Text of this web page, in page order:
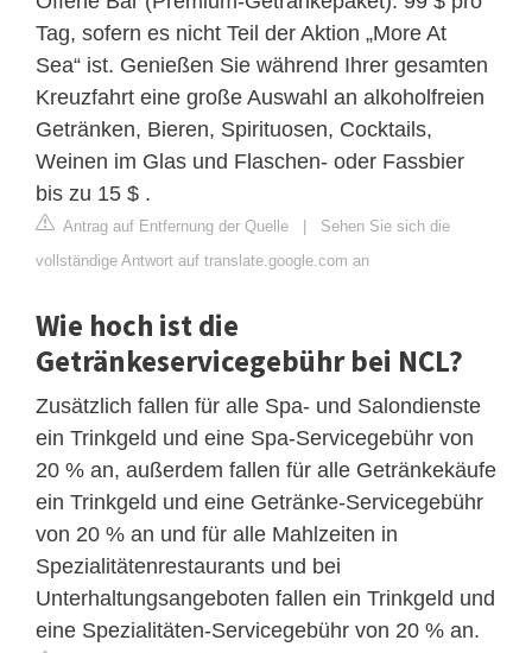
Tag, sofern es nicht Teil der Aktion „More At
Sea“ ist. Genießen Sie während Ihrer gesamten
Kreuzfahrt eine große Auswahl an alkoholfreien
Getränken, Bieren, Spirituosen, Cocktails,
Weinen im Glas und Flaschen- oder Fassbier
bis zu 15 $ .
Antrag auf Entfernung der Quelle
Sehen Sie sich die
vollständige Antwort auf translate.google.com an
Wie hoch ist die
Getränkeservicegebühr bei NCL?
Zusätzlich fallen für alle Spa- und Salondienste
ein Trinkgeld und eine Spa-Servicegebühr von
20 % an, außerdem fallen für alle Getränkekäufe
ein Trinkgeld und eine Getränke-Servicegebühr
von 20 % an und für alle Mahlzeiten in
Spezialitätenrestaurants und bei
Unterhaltungsangeboten fallen ein Trinkgeld und
eine Spezialitäten-Servicegebühr von 20 % an.